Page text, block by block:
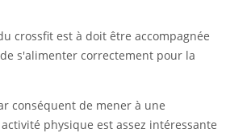
crossfit est à doit être accompagnée
s'alimenter correctement pour la
conséquent de mener à une
physique est assez intéressante